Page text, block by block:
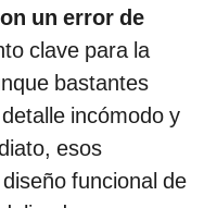
un error de
clave para la
bastantes
incómodo y
esos
funcional de